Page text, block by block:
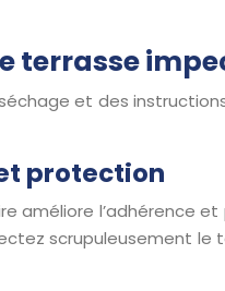
terrasse
et des
protection
améliore l’adhérence
scrupuleusement